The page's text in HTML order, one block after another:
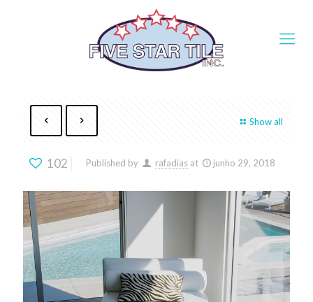
Show all
102 Published by rafadias at junho 29, 2018